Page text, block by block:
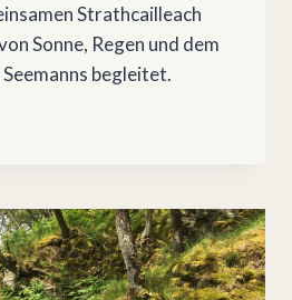
Strathcailleach
Sonne, Regen und dem
begleitet.